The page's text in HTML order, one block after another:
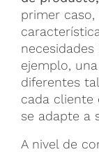
primer
ejemplo,
diferentes
cada cliente
se adapte a
A nivel de